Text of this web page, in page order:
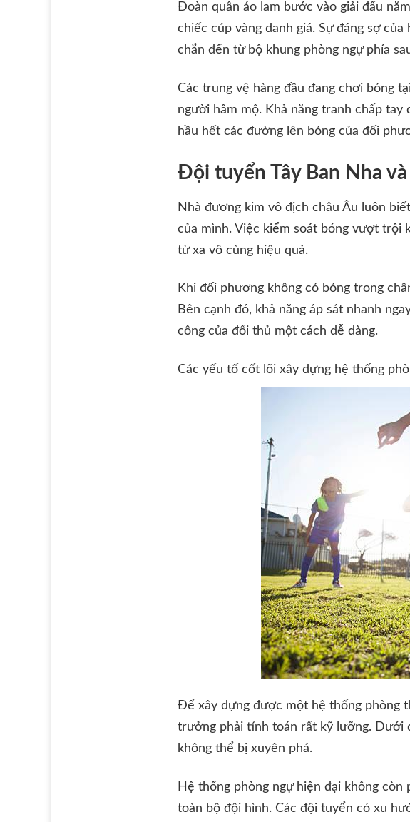
Đoàn quân áo lam bước vào giải đấu
chiếc cúp vàng danh giá. Sự đáng sợ
chắn đến từ bộ khung phòng ngự phía
Các trung vệ hàng đầu đang chơi bóng
người hâm mộ. Khả năng tranh chấp
hầu hết các đường lên bóng của đối
Đội tuyển Tây Ban Nha
Nhà đương kim vô địch châu Âu luôn
của mình. Việc kiểm soát bóng vượt trội
từ xa vô cùng hiệu quả.
Khi đối phương không có bóng trong
Bên cạnh đó, khả năng áp sát nhanh
công của đối thủ một cách dễ dàng.
Các yếu tố cốt lõi xây dựng hệ thống
Để xây dựng được một hệ thống phòng
trưởng phải tính toán rất kỹ lưỡng. Dưới
không thể bị xuyên phá.
Hệ thống phòng ngự hiện đại không
toàn bộ đội hình. Các đội tuyển có xu